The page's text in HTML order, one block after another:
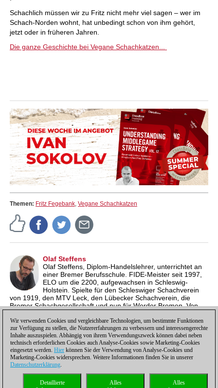
Schachlich müssen wir zu Fritz nicht mehr viel sagen – wer im
Schach-Norden wohnt, hat unbedingt schon von ihm gehört,
jetzt oder in früheren Jahren.
Die ganze Geschichte bei Vegane Schachkatzen...
Themen: Fritz Fegebank, Vegane Schachkatzen
Olaf Steffens
Olaf Steffens, Diplom-Handelslehrer, unterrichtet an
einer Bremer Berufsschule. FIDE-Meister seit 1997,
ELO um die 2200, aufgewachsen in Schleswig-
Holstein. Spielte für den Schleswiger Schachverein
von 1919, den MTV Leck, den Lübecker Schachverein, die
Bremer Schachgesellschaft und nun für Werder Bremen. Von
Werder Bremen. Bloggt seit 10 Jahren auf www.schach-welt.de
und VeganeSchachkatzen.de.
Datenschutzhinweis| Kontakt| |Lizenzen
Wir verwenden Cookies und vergleichbare Technologien, um bestimmte Funktionen
zur Verfügung zu stellen, die Nutzererfahrungen zu verbessern und interessengerechte
Inhalte auszuspielen. Abhängig von ihrem Verwendungszweck können dabei neben
technisch erforderlichen Cookies auch Analyse-Cookies sowie Marketing-Cookies
eingesetzt werden. Hier können Sie der Verwendung von Analyse-Cookies und
Marketing-Cookies widersprechen. Weitere Informationen finden Sie in unserer
Datenschutzerklärung.
Alles
Alles
Detaillierte